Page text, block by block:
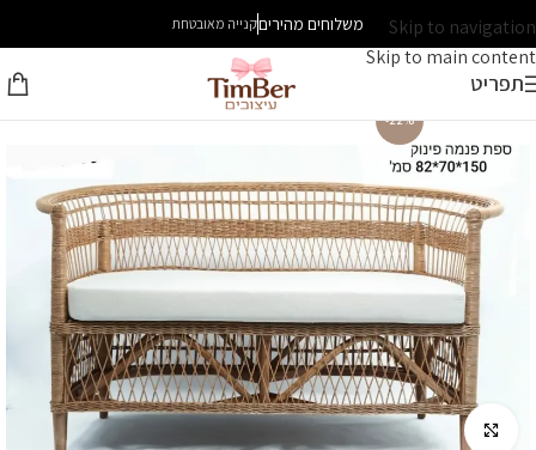
Skip to navigation
Skip to main content
משלוחים מהיריםקנייה מאובטחת
תפריט
-22%
לחץ להגדלה